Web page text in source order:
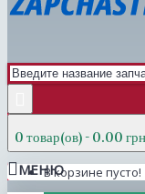
0 товар(ов) - 0.00
В корзине пусто!
МЕНЮ